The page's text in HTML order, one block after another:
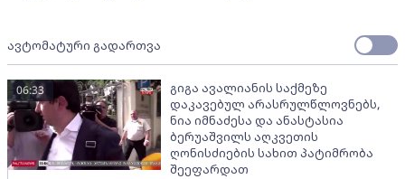
ავტომატური გადართვა
გიგა ავალიანის საქმეზე
დაკავებულ არასრულწლოვნებს,
ნია იმნაძესა და ანასტასია
ბერუაშვილს აღკვეთის
ღონისძიების სახით პატიმრობა
შეეფარდათ
06:33